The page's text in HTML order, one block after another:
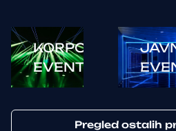
KORPORATIVNI
EVENTI
Pregled ostalih